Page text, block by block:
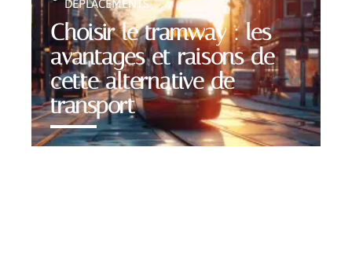
Choisir le tramway : les
avantages et raisons de
cette alternative de
transport
DÉPLACEMENTS